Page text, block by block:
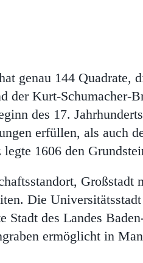
genau 144 Quadrate,
der Kurt-Schumacher-
des 17.
erfüllen, als auch
1606 den
Großstadt
Die
des Landes
ermöglicht in